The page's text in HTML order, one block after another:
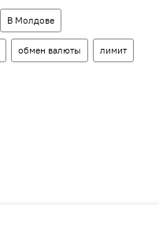
В Молдове
обмен валюты лимит